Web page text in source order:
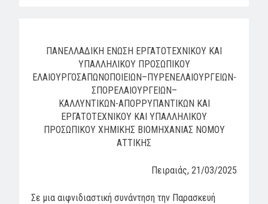
ΠΑΝΕΛΛΑΔΙΚΗ ΕΝΩΣΗ ΕΡΓΑΤΟΤΕΧΝΙΚΟΥ ΚΑΙ
ΥΠΑΛΛΗΛΙΚΟΥ ΠΡΟΣΩΠΙΚΟΥ
ΕΛΑΙΟΥΡΓΟΣΑΠΩΝΟΠΟΙΕΙΩΝ–ΠΥΡΕΝΕΛΑΙΟΥΡΓΕΙΩΝ-
ΣΠΟΡΕΛΑΙΟΥΡΓΕΙΩΝ–
ΚΑΛΛΥΝΤΙΚΩΝ-ΑΠΟΡΡΥΠΑΝΤΙΚΩΝ ΚΑΙ
ΕΡΓΑΤΟΤΕΧΝΙΚΟΥ ΚΑΙ ΥΠΑΛΛΗΛΙΚΟΥ
ΠΡΟΣΩΠΙΚΟΥ ΧΗΜΙΚΗΣ ΒΙΟΜΗΧΑΝΙΑΣ ΝΟΜΟΥ
ΑΤΤΙΚΗΣ
Πειραιάς, 21/03/2025
Σε μια αιφνιδιαστική συνάντηση την Παρασκευή